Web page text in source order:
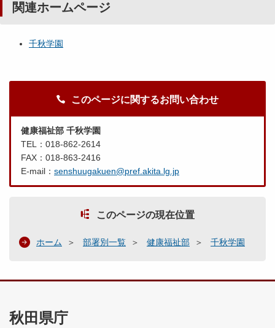
関連ホームページ
千秋学園
このページに関するお問い合わせ
健康福祉部 千秋学園
TEL：018-862-2614
FAX：018-863-2416
E-mail： senshuugakuen@pref.akita.lg.jp
このページの現在位置
ホーム 部署別一覧 健康福祉部 千秋学園
秋田県庁